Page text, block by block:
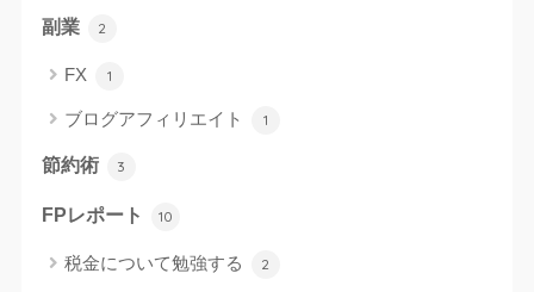
副業 2
FX 1
ブログアフィリエイト 1
節約術 3
FPレポート 10
税金について勉強する 2